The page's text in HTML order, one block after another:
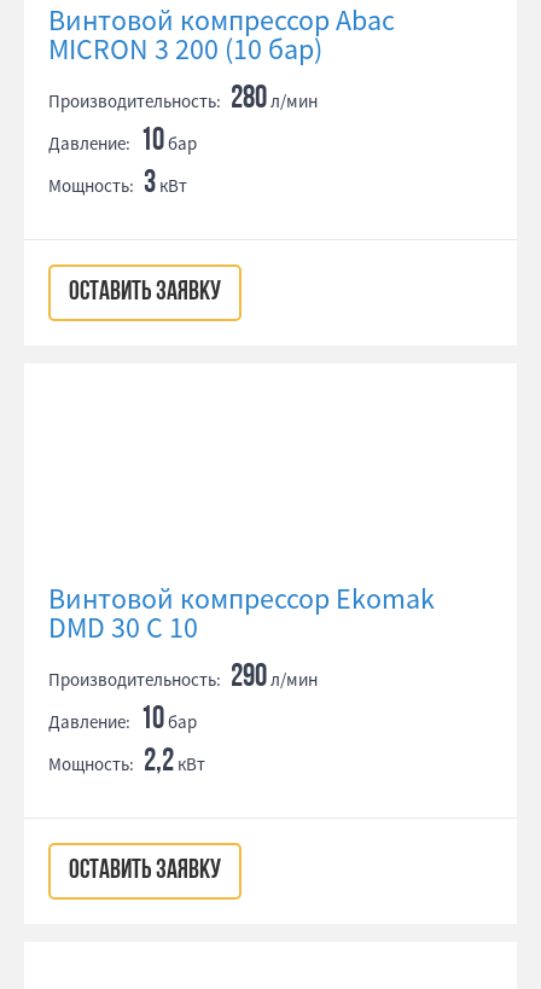
Винтовой компрессор Abac
MICRON 3 200 (10 бар)
Производительность: 280л/мин
Давление: 10бар
Мощность: 3 кВт
ОСТАВИТЬ ЗАЯВКУ
Винтовой компрессор Ekomak
DMD 30 C 10
Производительность: 290л/мин
Давление: 10бар
Мощность: 2,2 кВт
ОСТАВИТЬ ЗАЯВКУ